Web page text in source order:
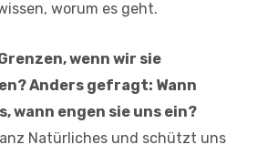
worum es geht.
wenn wir sie
Anders gefragt: Wann
wann engen sie uns ein?
Natürliches und schützt uns